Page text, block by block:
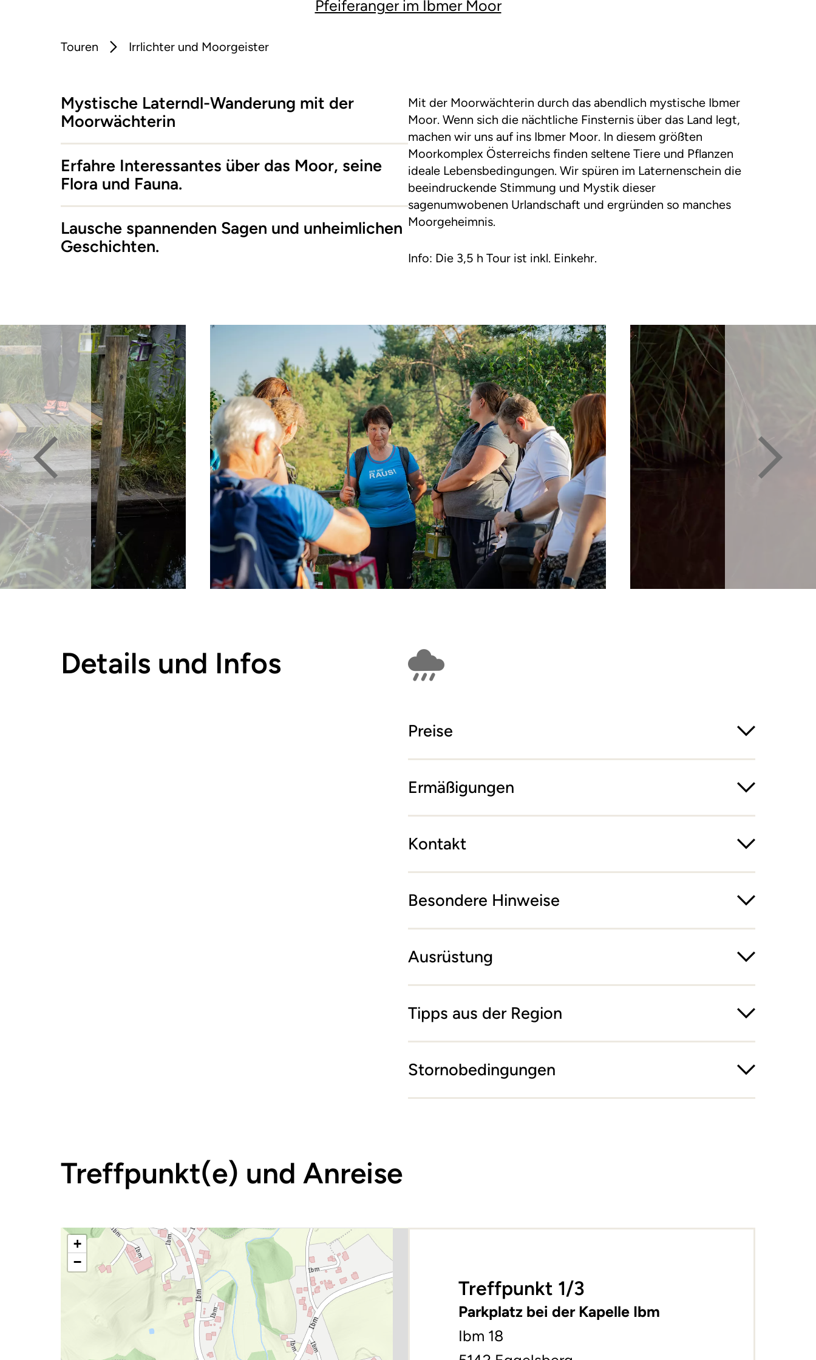
Pfeiferanger im Ibmer Moor
Touren Irrlichter und Moorgeister
Mystische Laterndl-Wanderung mit der
Moorwächterin
Erfahre Interessantes über das Moor, seine
Flora und Fauna.
Lausche spannenden Sagen und unheimlichen
Geschichten.
Mit der Moorwächterin durch das abendlich mystische Ibmer
Moor. Wenn sich die nächtliche Finsternis über das Land legt,
machen wir uns auf ins Ibmer Moor. In diesem größten
Moorkomplex Österreichs finden seltene Tiere und Pflanzen
ideale Lebensbedingungen. Wir spüren im Laternenschein die
beeindruckende Stimmung und Mystik dieser
sagenumwobenen Urlandschaft und ergründen so manches
Moorgeheimnis.
Info: Die 3,5 h Tour ist inkl. Einkehr.
Details und Infos
Preise
Ermäßigungen
Kontakt
Besondere Hinweise
Ausrüstung
Tipps aus der Region
Stornobedingungen
Treffpunkt(e) und Anreise
+
−
Treffpunkt 1/3
Parkplatz bei der Kapelle Ibm
Ibm 18